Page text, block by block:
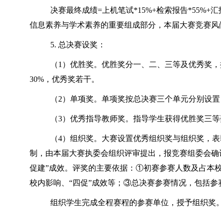
决赛最终成绩=上机笔试*15%+检索报告*55%+
信息素养与学术素养的重要组成部分，本届大赛竞赛
5. 总决赛设奖：
（1）优胜奖。优胜奖分一、二、三等及优秀奖
30%，优秀奖若干。
（2）单项奖。单项奖按总决赛三个单元分别设
（3）优秀指导教师奖。指导学生获得优胜奖三
（4）组织奖。大赛设置优秀组织奖与组织奖，
制，由本届大赛执委会组织评审提出，报竞赛组委会
促建”成效。评奖的主要依据：①初赛参赛人数及占本
校内影响、“四促”成效等；③总决赛参赛情况，包括
组织学生完成全程赛程的参赛单位，授予组织奖